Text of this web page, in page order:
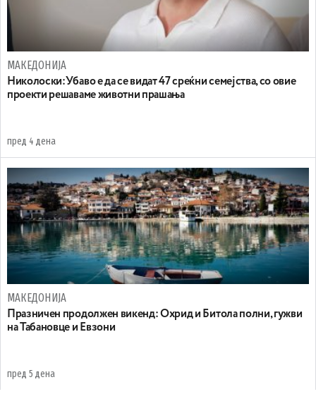
МАКЕДОНИЈА
Николоски:Убаво е да се видат 47 среќни семејства, со овие
проекти решаваме животни прашања
пред 4 дена
МАКЕДОНИЈА
Празничен продолжен викенд: Охрид и Битола полни, гужви
на Табановце и Евзони
пред 5 дена